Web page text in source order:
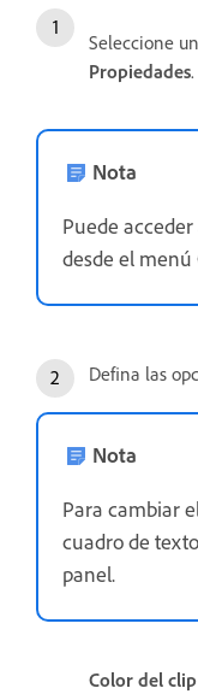
Seleccione
Propiedades.
Nota
Puede
desde el menú
Defina las
Nota
Para cambiar
cuadro de
panel.
Color del clip